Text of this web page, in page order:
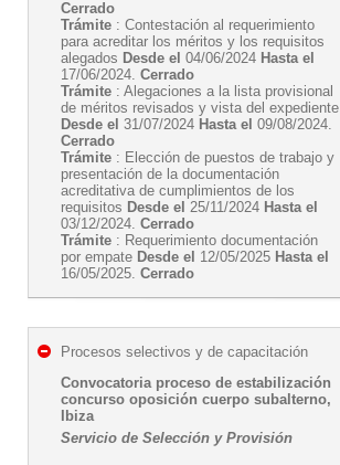
Cerrado
Trámite : Contestación al requerimiento
para acreditar los méritos y los requisitos
alegados Desde el 04/06/2024 Hasta el
17/06/2024. Cerrado
Trámite : Alegaciones a la lista provisional
de méritos revisados y vista del expediente
Desde el 31/07/2024 Hasta el 09/08/2024.
Cerrado
Trámite : Elección de puestos de trabajo y
presentación de la documentación
acreditativa de cumplimientos de los
requisitos Desde el 25/11/2024 Hasta el
03/12/2024. Cerrado
Trámite : Requerimiento documentación
por empate Desde el 12/05/2025 Hasta el
16/05/2025. Cerrado
Procesos selectivos y de capacitación
Convocatoria proceso de estabilización
concurso oposición cuerpo subalterno,
Ibiza
Servicio de Selección y Provisión